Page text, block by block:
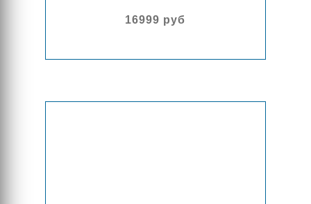
16999 руб